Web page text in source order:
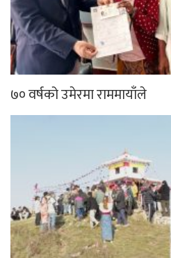
७० वर्षको उमेरमा राममायाँले